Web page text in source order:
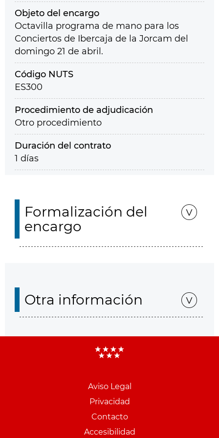
Objeto del encargo
Octavilla programa de mano para los
Conciertos de Ibercaja de la Jorcam del
domingo 21 de abril.
Código NUTS
ES300
Procedimiento de adjudicación
Otro procedimiento
Duración del contrato
1 días
Formalización del
encargo
Otra información
Aviso Legal
Privacidad
Contacto
Accesibilidad